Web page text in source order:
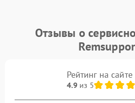
Отзывы о
Рейтинг на сайте
4.9из 5